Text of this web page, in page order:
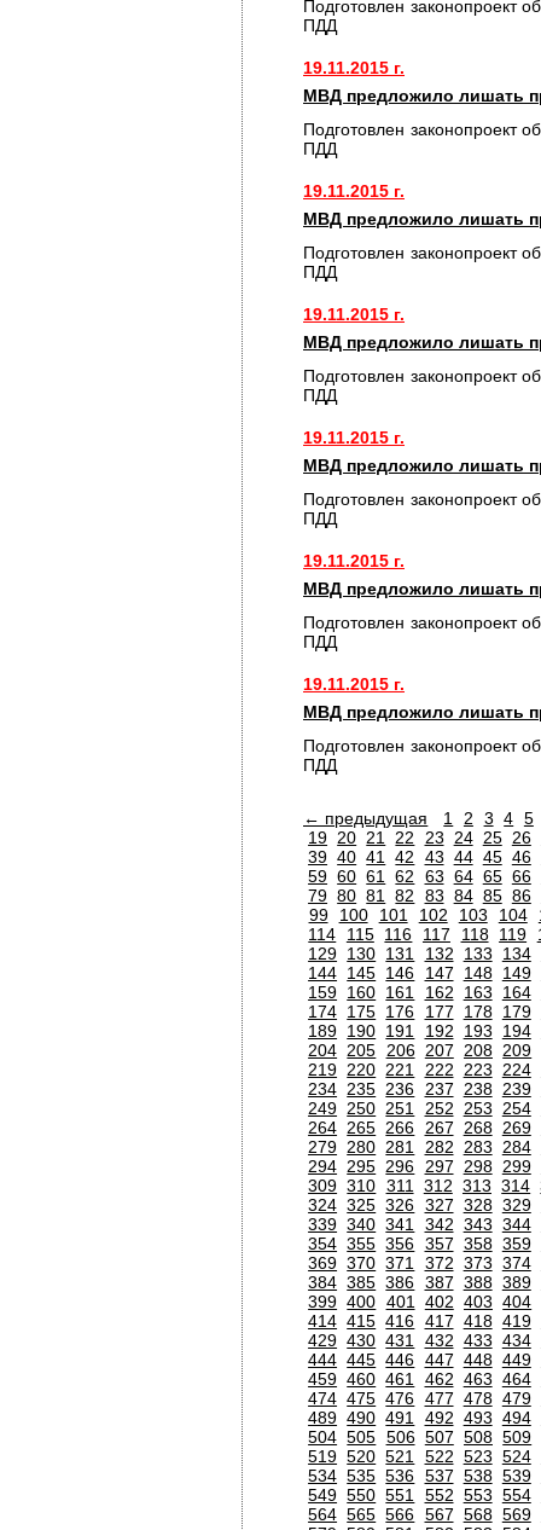
Подготовлен законопроект
ПДД
19.11.2015 г.
МВД предложило лишать
Подготовлен законопроект
ПДД
19.11.2015 г.
МВД предложило лишать
Подготовлен законопроект
ПДД
19.11.2015 г.
МВД предложило лишать
Подготовлен законопроект
ПДД
19.11.2015 г.
МВД предложило лишать
Подготовлен законопроект
ПДД
19.11.2015 г.
МВД предложило лишать
Подготовлен законопроект
ПДД
19.11.2015 г.
МВД предложило лишать
Подготовлен законопроект
ПДД
← предыдущая 1 2 3 4 5
19 20 21 22 23 24 25 26
39 40 41 42 43 44 45 46
59 60 61 62 63 64 65 66
79 80 81 82 83 84 85 86
99
100 101 102 103 104
114
115 116 117 118 119
129 130 131 132 133 134
144 145 146 147 148 149
159 160 161 162 163 164
174 175 176 177 178 179
189 190 191 192 193 194
204 205 206 207 208 209
219 220 221 222 223 224
234 235 236 237 238 239
249 250 251 252 253 254
264 265 266 267 268 269
279 280 281 282 283 284
294 295 296 297 298 299
309 310 311 312 313 314
324 325 326 327 328 329
339 340 341 342 343 344
354 355 356 357 358 359
369 370 371 372 373 374
384 385 386 387 388 389
399 400 401 402 403 404
414 415 416 417 418 419
429 430 431 432 433 434
444 445 446 447 448 449
459 460 461 462 463 464
474 475 476 477 478 479
489 490 491 492 493 494
504 505 506 507 508 509
519 520 521 522 523 524
534 535 536 537 538 539
549 550 551 552 553 554
564 565 566 567 568 569